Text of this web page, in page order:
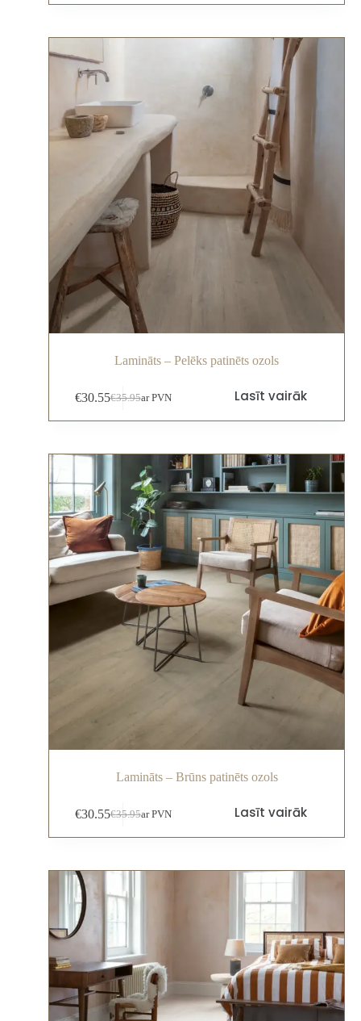
Lamināts – Pelēks patinēts ozols
€35.95
€30.55 ar PVN Lasīt vairāk
Lamināts – Brūns patinēts ozols
€35.95
€30.55 ar PVN Lasīt vairāk